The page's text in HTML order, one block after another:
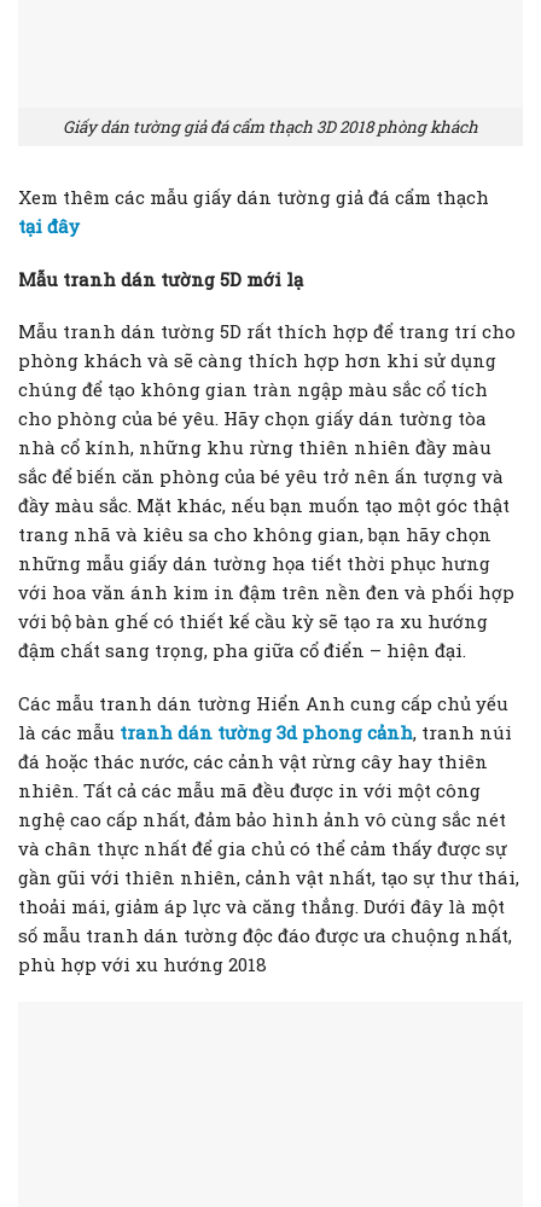
Giấy dán tường giả đá cẩm thạch 3D 2018 phòng khách
Xem thêm các mẫu giấy dán tường giả đá cẩm thạch
tại đây
Mẫu tranh dán tường 5D mới lạ
Mẫu tranh dán tường 5D rất thích hợp để trang trí cho
phòng khách và sẽ càng thích hợp hơn khi sử dụng
chúng để tạo không gian tràn ngập màu sắc cổ tích
cho phòng của bé yêu. Hãy chọn giấy dán tường tòa
nhà cổ kính, những khu rừng thiên nhiên đầy màu
sắc để biến căn phòng của bé yêu trở nên ấn tượng và
đầy màu sắc. Mặt khác, nếu bạn muốn tạo một góc thật
trang nhã và kiêu sa cho không gian, bạn hãy chọn
những mẫu giấy dán tường họa tiết thời phục hưng
với hoa văn ánh kim in đậm trên nền đen và phối hợp
với bộ bàn ghế có thiết kế cầu kỳ sẽ tạo ra xu hướng
đậm chất sang trọng, pha giữa cổ điển – hiện đại.
Các mẫu tranh dán tường Hiển Anh cung cấp chủ yếu
là các mẫu tranh dán tường 3d phong cảnh, tranh núi
đá hoặc thác nước, các cảnh vật rừng cây hay thiên
nhiên. Tất cả các mẫu mã đều được in với một công
nghệ cao cấp nhất, đảm bảo hình ảnh vô cùng sắc nét
và chân thực nhất để gia chủ có thể cảm thấy được sự
gần gũi với thiên nhiên, cảnh vật nhất, tạo sự thư thái,
thoải mái, giảm áp lực và căng thẳng. Dưới đây là một
số mẫu tranh dán tường độc đáo được ưa chuộng nhất,
phù hợp với xu hướng 2018